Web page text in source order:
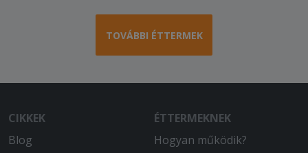
TOVÁBBI ÉTTERMEK
CIKKEK
Blog
ÉTTERMEKNEK
Hogyan működik?